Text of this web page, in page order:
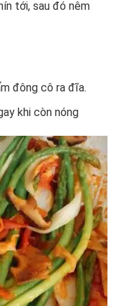
tới, sau đó nêm
đông cô ra đĩa.
khi còn nóng